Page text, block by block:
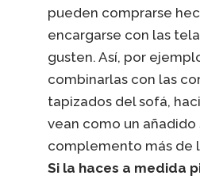
pueden comprarse
encargarse con las
gusten. Así, por
combinarlas con las
tapizados del sofá,
vean como un añadido
complemento más de
Si la haces a medida